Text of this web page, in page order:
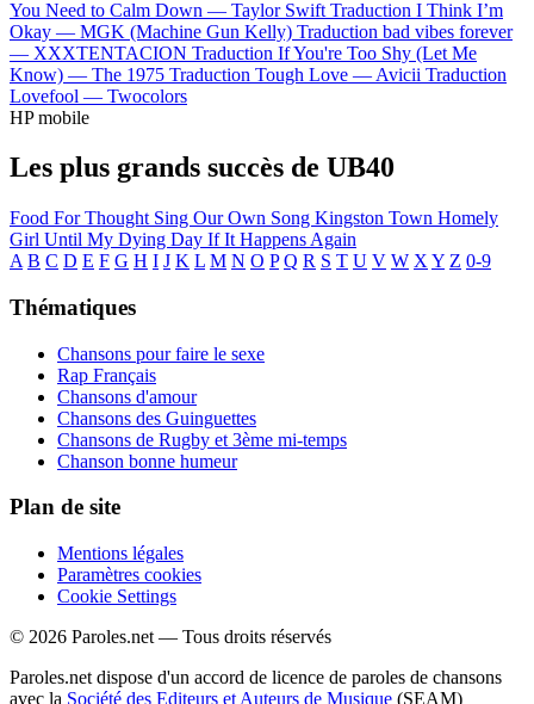
You Need to Calm Down — Taylor Swift Traduction I Think I’m
Okay — MGK (Machine Gun Kelly) Traduction bad vibes forever
— XXXTENTACION Traduction If You're Too Shy (Let Me
Know) — The 1975 Traduction Tough Love — Avicii Traduction
Lovefool — Twocolors
HP mobile
Les plus grands succès de UB40
Food For Thought Sing Our Own Song Kingston Town Homely
Girl Until My Dying Day If It Happens Again
A B C D E F G H I J K L M N O P Q R S T U V W X Y Z 0-9
Thématiques
Chansons pour faire le sexe
Rap Français
Chansons d'amour
Chansons des Guinguettes
Chansons de Rugby et 3ème mi-temps
Chanson bonne humeur
Plan de site
Mentions légales
Paramètres cookies
Cookie Settings
© 2026 Paroles.net — Tous droits réservés
Paroles.net dispose d'un accord de licence de paroles de chansons
avec la Société des Editeurs et Auteurs de Musique (SEAM)